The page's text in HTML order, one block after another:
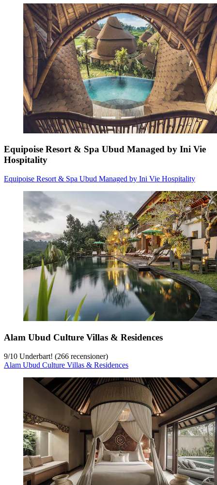
Equipoise Resort & Spa Ubud Managed by Ini Vie
Hospitality
Equipoise Resort & Spa Ubud Managed by Ini Vie Hospitality
Alam Ubud Culture Villas & Residences
9/10 Underbart! (266 recensioner)
Alam Ubud Culture Villas & Residences